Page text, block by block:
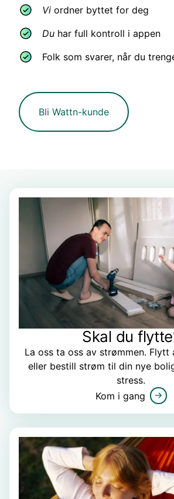
Vi ordner byttet for deg
Du har full kontroll i appen
Folk som svarer, når du
Bli Wattn-kunde
Skal du
La oss ta oss av strømmen. Flytt
eller bestill strøm til din nye
stress.
Kom i gang